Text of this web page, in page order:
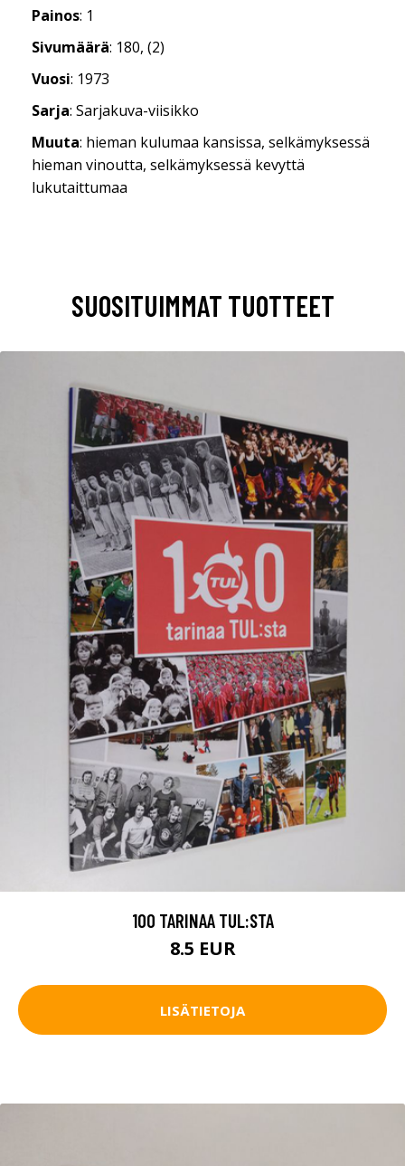
Painos: 1
Sivumäärä: 180, (2)
Vuosi: 1973
Sarja: Sarjakuva-viisikko
Muuta: hieman kulumaa kansissa, selkämyksessä
hieman vinoutta, selkämyksessä kevyttä
lukutaittumaa
SUOSITUIMMAT TUOTTEET
100 TARINAA TUL:STA
8.5 EUR
LISÄTIETOJA